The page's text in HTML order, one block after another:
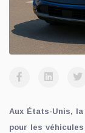
Aux États-Unis,
pour les